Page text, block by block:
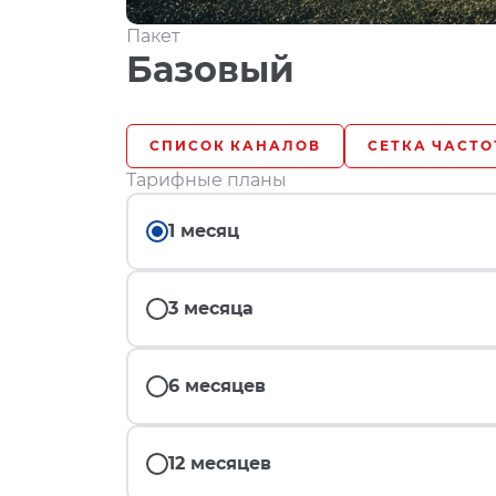
Пакет
Базовый
СПИСОК КАНАЛОВ СЕТКА
Тарифные планы
1 месяц
3 месяца
6 месяцев
12 месяцев